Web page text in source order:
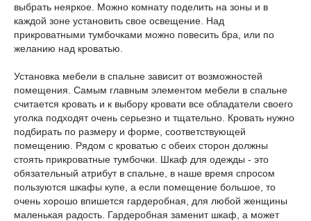
выбрать неяркое. Можно комнату поделить на зоны и в
каждой зоне установить свое освещение. Над
прикроватными тумбочками можно повесить бра, или по
желанию над кроватью.
Установка мебели в спальне зависит от возможностей
помещения. Самым главным элементом мебели в спальне
считается кровать и к выбору кровати все обладатели своего
уголка подходят очень серьезно и тщательно. Кровать нужно
подбирать по размеру и форме, соответствующей
помещению. Рядом с кроватью с обеих сторон должны
стоять прикроватные тумбочки. Шкаф для одежды - это
обязательный атрибут в спальне, в наше время спросом
пользуются шкафы купе, а если помещение большое, то
очень хорошо впишется гардеробная, для любой женщины
маленькая радость. Гардеробная заменит шкаф, а может